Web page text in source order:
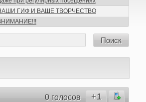
ГИФ И ВАШЕ ТВОРЧЕСТВО
Поиск
+1
0 голосов